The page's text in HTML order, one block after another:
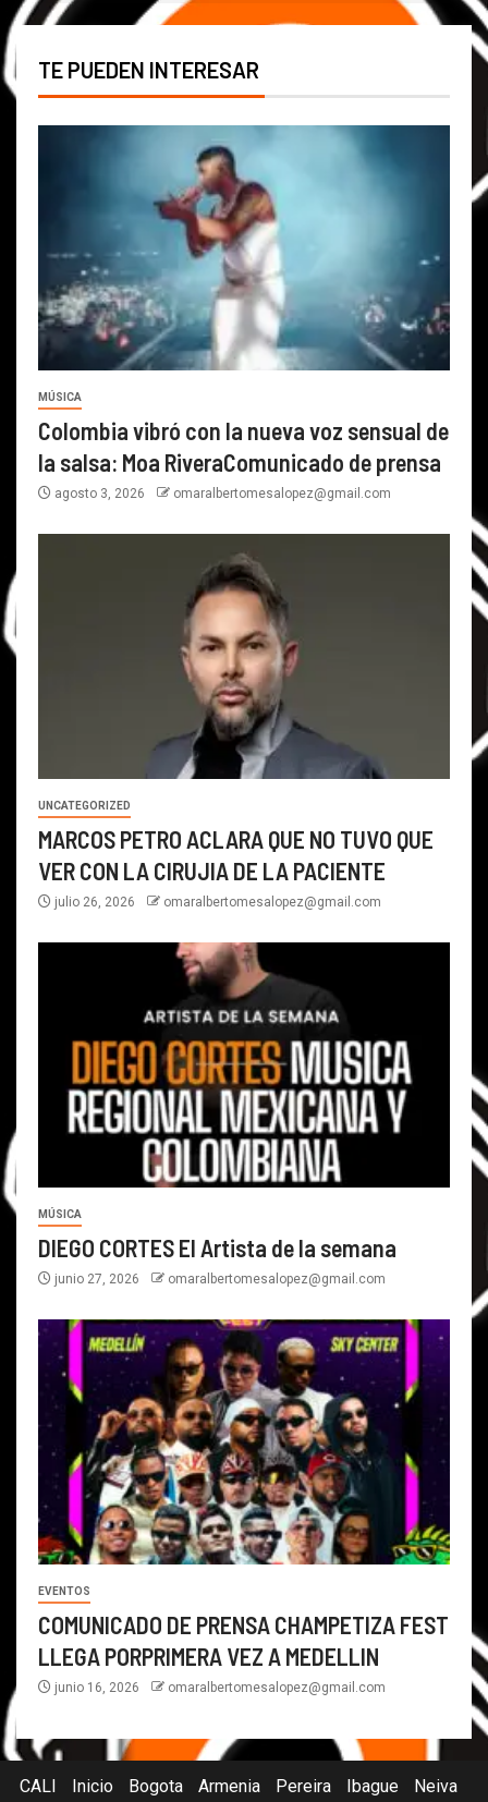
TE PUEDEN INTERESAR
MÚSICA
Colombia vibró con la nueva voz sensual de
la salsa: Moa RiveraComunicado de prensa
agosto 3, 2026 omaralbertomesalopez@gmail.com
UNCATEGORIZED
MARCOS PETRO ACLARA QUE NO TUVO QUE
VER CON LA CIRUJIA DE LA PACIENTE
julio 26, 2026 omaralbertomesalopez@gmail.com
MÚSICA
DIEGO CORTES El Artista de la semana
junio 27, 2026 omaralbertomesalopez@gmail.com
EVENTOS
COMUNICADO DE PRENSA CHAMPETIZA FEST
LLEGA PORPRIMERA VEZ A MEDELLIN
junio 16, 2026 omaralbertomesalopez@gmail.com
CALI Inicio Bogota Armenia Pereira Ibague Neiva